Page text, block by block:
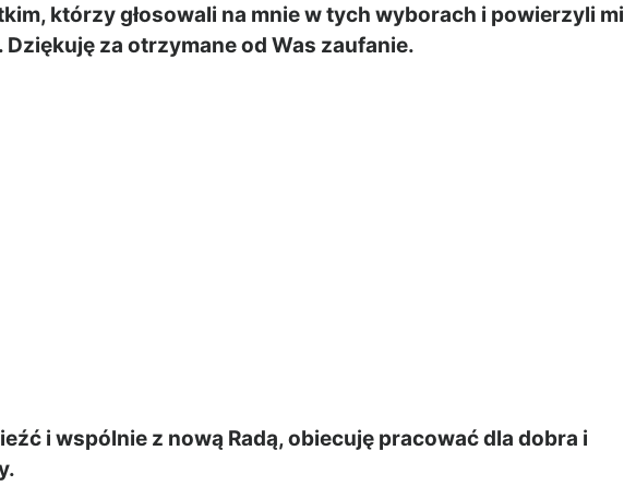
którzy głosowali na mnie w tych wyborach i powierzyli mi
za otrzymane od Was zaufanie.
i wspólnie z nową Radą, obiecuję pracować dla dobra i